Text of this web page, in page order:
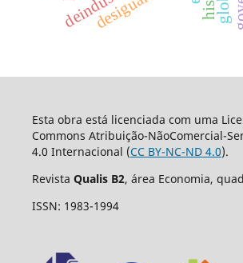
Esta obra está licenciada com uma
Commons Atribuição-NãoComercial-
4.0 Internacional (CC BY-NC-ND 4.0).
Revista Qualis B2, área Economia,
ISSN: 1983-1994